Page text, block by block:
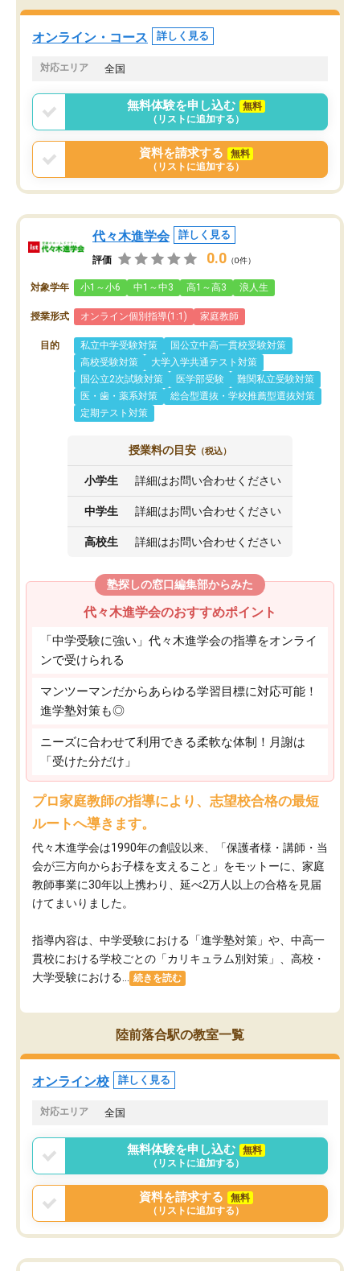
オンライン・コース 詳しく見る
対応エリア 全国
無料体験を申し込む
無料
（リストに追加する）
資料を請求する
無料
（リストに追加する）
代々木進学会 詳しく見る
評価 0.0 （0件）
対象学年 小1～小6 中1～中3 高1～高3 浪人生
授業形式 オンライン個別指導(1:1) 家庭教師
目的 私立中学受験対策
国公立中高一貫校受験対策
高校受験対策
大学入学共通テスト対策
国公立2次試験対策
医学部受験
難関私立受験対策
医・歯・薬系対策
総合型選抜・学校推薦型選抜対策
定期テスト対策
授業料の目安 （税込）
小学生 詳細はお問い合わせください
中学生 詳細はお問い合わせください
高校生 詳細はお問い合わせください
塾探しの窓口編集部からみた
代々木進学会のおすすめポイント
「中学受験に強い」代々木進学会の指導をオンライ
ンで受けられる
マンツーマンだからあらゆる学習目標に対応可能！
進学塾対策も◎
ニーズに合わせて利用できる柔軟な体制！月謝は
「受けた分だけ」
プロ家庭教師の指導により、志望校合格の最短
ルートへ導きます。
代々木進学会は1990年の創設以来、「保護者様・講師・当
会が三方向からお子様を支えること」をモットーに、家庭
教師事業に30年以上携わり、延べ2万人以上の合格を見届
けてまいりました。
指導内容は、中学受験における「進学塾対策」や、中高一
貫校における学校ごとの「カリキュラム別対策」、高校・
大学受験における...
続きを読む
陸前落合駅の教室一覧
オンライン校 詳しく見る
対応エリア 全国
無料体験を申し込む
無料
（リストに追加する）
資料を請求する
無料
（リストに追加する）